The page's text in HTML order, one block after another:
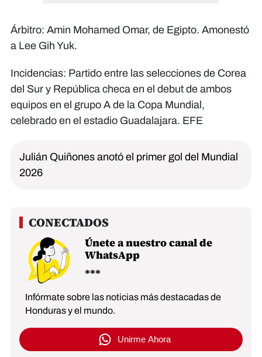
Árbitro: Amin Mohamed Omar, de Egipto. Amonestó
a Lee Gih Yuk.
Incidencias: Partido entre las selecciones de Corea
del Sur y República checa en el debut de ambos
equipos en el grupo A de la Copa Mundial,
celebrado en el estadio Guadalajara. EFE
Julián Quiñones anotó el primer gol del Mundial
2026
Únete a nuestro canal de
WhatsApp
Infórmate sobre las noticias más destacadas de
Honduras y el mundo.
Unirme Ahora